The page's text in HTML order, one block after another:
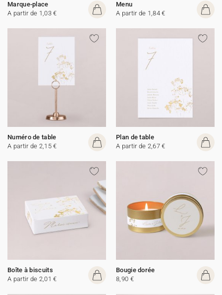
Marque-place
A partir de 1,03 €
Menu
A partir de 1,84 €
Numéro de table
A partir de 2,15 €
Plan de table
A partir de 2,67 €
Boîte à biscuits
A partir de 2,01 €
Bougie dorée
8,90 €